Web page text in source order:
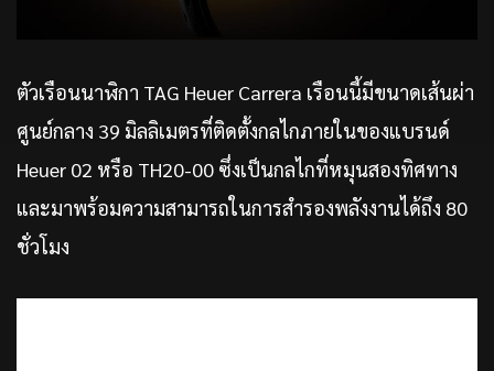
ตัวเรือนนาฬิกา TAG Heuer Carrera เรือนนี้มีขนาดเส้นผ่า
ศูนย์กลาง 39 มิลลิเมตรที่ติดตั้งกลไกภายในของแบรนด์
Heuer 02 หรือ TH20-00 ซึ่งเป็นกลไกที่หมุนสองทิศทาง
และมาพร้อมความสามารถในการสำรองพลังงานได้ถึง 80
ชั่วโมง